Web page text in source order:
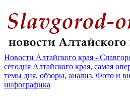
Новости Алтайского края -
сегодня Алтайского края, самая
темы дня, обзоры, анализ. Фото и
инфографика